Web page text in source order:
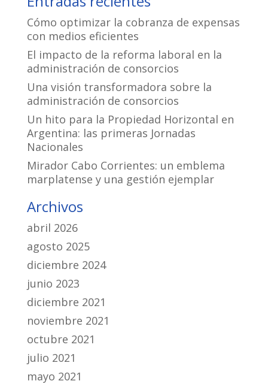
Cómo optimizar la cobranza de expensas
con medios eficientes
El impacto de la reforma laboral en la
administración de consorcios
Una visión transformadora sobre la
administración de consorcios
Un hito para la Propiedad Horizontal en
Argentina: las primeras Jornadas
Nacionales
Mirador Cabo Corrientes: un emblema
marplatense y una gestión ejemplar
Archivos
abril 2026
agosto 2025
diciembre 2024
junio 2023
diciembre 2021
noviembre 2021
octubre 2021
julio 2021
mayo 2021